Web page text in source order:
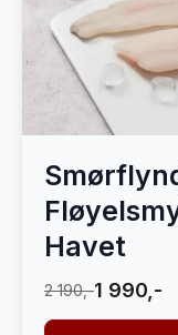
Havet
2 190,-1 990,-